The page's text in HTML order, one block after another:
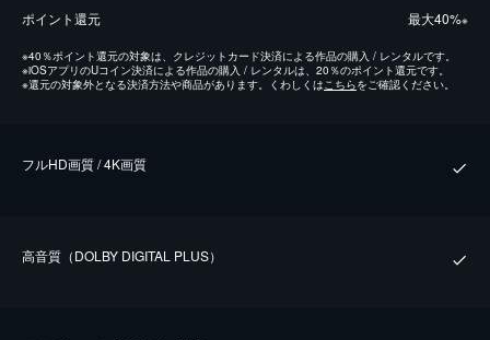
ポイント還元 最⼤40%※
※40％ポイント還元の対象は、クレジットカード決済による作品の購入 / レンタルです。
※iOSアプリのUコイン決済による作品の購入 / レンタルは、20％のポイント還元です。
※還元の対象外となる決済方法や商品があります。くわしくはこちらをご確認ください。
フルHD画質 / 4K画質
⾼⾳質（DOLBY DIGITAL PLUS）